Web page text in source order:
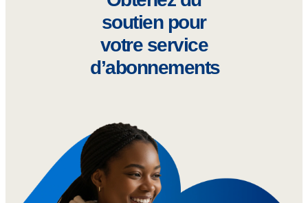
soutien pour
votre service
d’abonnements